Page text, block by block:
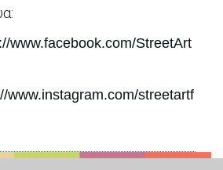
www.facebook.com/StreetArt
www.instagram.com/streetartf